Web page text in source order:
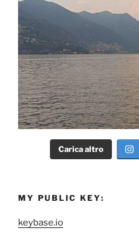
Carica altro
MY PUBLIC KEY:
keybase.io